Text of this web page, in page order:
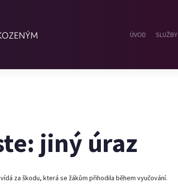
ÚVOD SLUŽBY
jiný úraz
za škodu, která se žákům přihodila během vyučování.